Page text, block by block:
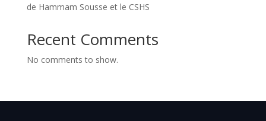
de Hammam Sousse et le CSHS
Recent Comments
No comments to show.